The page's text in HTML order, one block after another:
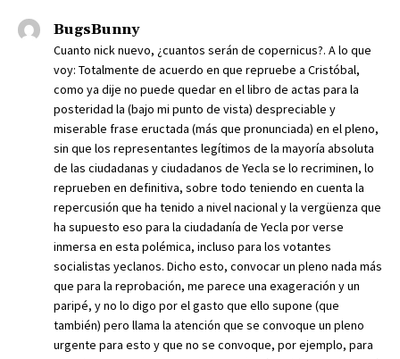
BugsBunny
Cuanto nick nuevo, ¿cuantos serán de copernicus?. A lo que
voy: Totalmente de acuerdo en que repruebe a Cristóbal,
como ya dije no puede quedar en el libro de actas para la
posteridad la (bajo mi punto de vista) despreciable y
miserable frase eructada (más que pronunciada) en el pleno,
sin que los representantes legítimos de la mayoría absoluta
de las ciudadanas y ciudadanos de Yecla se lo recriminen, lo
reprueben en definitiva, sobre todo teniendo en cuenta la
repercusión que ha tenido a nivel nacional y la vergüenza que
ha supuesto eso para la ciudadanía de Yecla por verse
inmersa en esta polémica, incluso para los votantes
socialistas yeclanos. Dicho esto, convocar un pleno nada más
que para la reprobación, me parece una exageración y un
paripé, y no lo digo por el gasto que ello supone (que
también) pero llama la atención que se convoque un pleno
urgente para esto y que no se convoque, por ejemplo, para